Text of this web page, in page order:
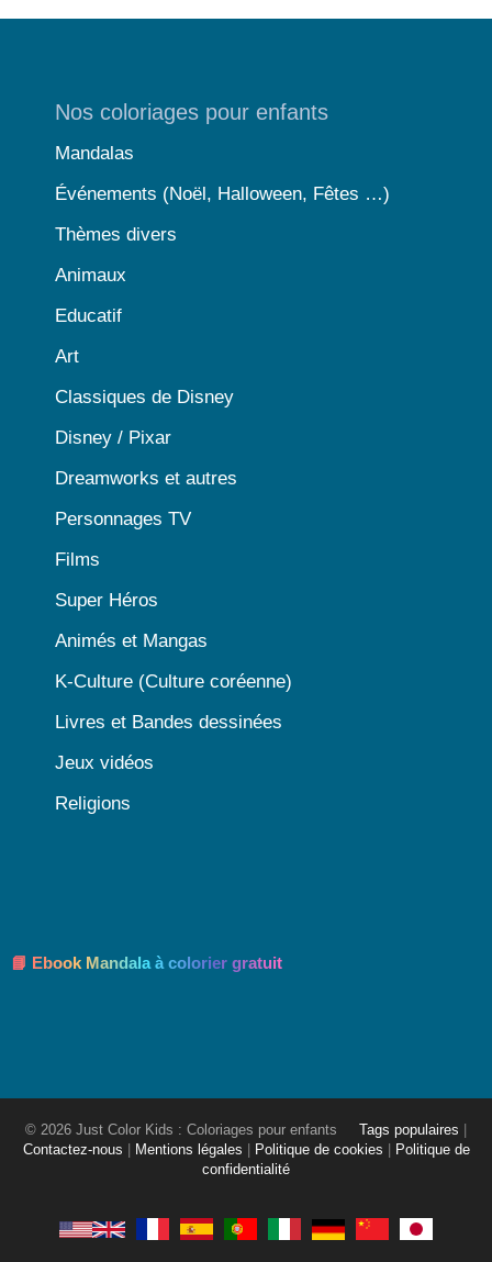
Nos coloriages pour enfants
Mandalas
Événements (Noël, Halloween, Fêtes …)
Thèmes divers
Animaux
Educatif
Art
Classiques de Disney
Disney / Pixar
Dreamworks et autres
Personnages TV
Films
Super Héros
Animés et Mangas
K-Culture (Culture coréenne)
Livres et Bandes dessinées
Jeux vidéos
Religions
📘 Ebook Mandala à colorier gratuit
© 2026 Just Color Kids : Coloriages pour enfants Tags populaires
Contactez-nous
Mentions légales Politique de cookies
Politique de
confidentialité